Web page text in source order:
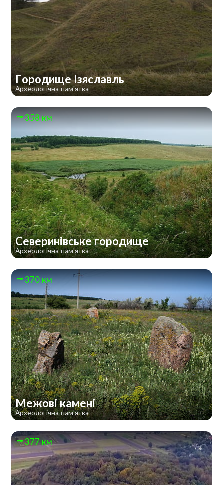
Городище Ізяславль
Археологічна пам'ятка
358 км
Северинівське городище
Археологічна пам'ятка
370 км
Межові камені
Археологічна пам'ятка
377 км